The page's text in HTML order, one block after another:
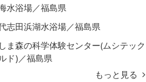
水浴場／福島県
志田浜湖水浴場／福島県
ま森の科学体験センター(ムシテック
ド)／福島県
もっと見る